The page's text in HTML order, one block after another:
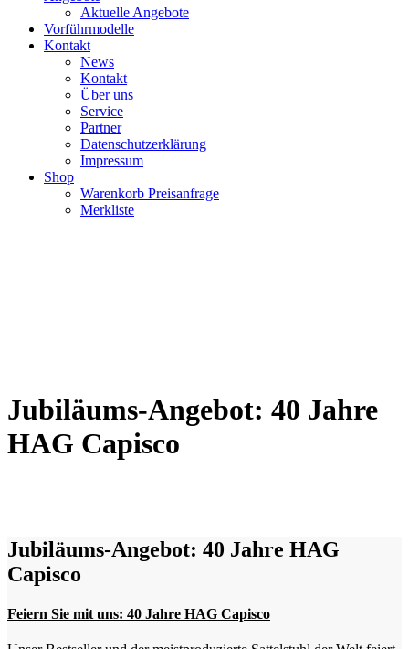
Aktuelle Angebote
Vorführmodelle
Kontakt
News
Kontakt
Über uns
Service
Partner
Datenschutzerklärung
Impressum
Shop
Warenkorb Preisanfrage
Merkliste
Jubiläums-Angebot: 40 Jahre
HAG Capisco
Jubiläums-Angebot: 40 Jahre HAG
Capisco
Feiern Sie mit uns: 40 Jahre HAG Capisco